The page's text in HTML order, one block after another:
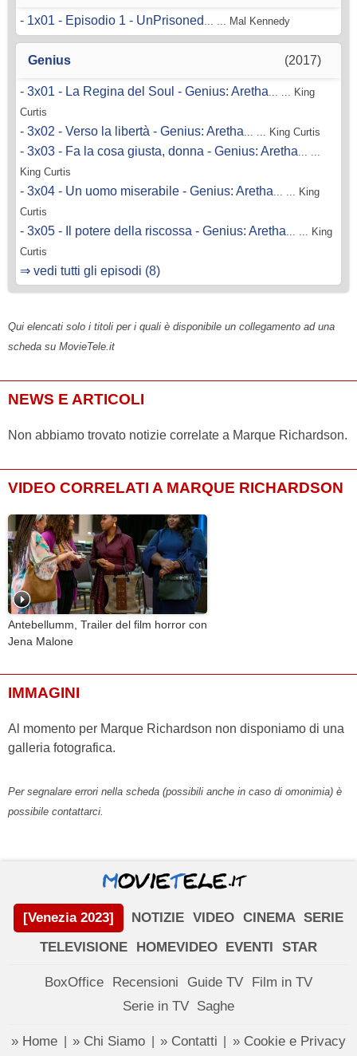
- 1x01 - Episodio 1 - UnPrisoned ... ... Mal Kennedy
Genius (2017)
- 3x01 - La Regina del Soul - Genius: Aretha... ... King
Curtis
- 3x02 - Verso la libertà - Genius: Aretha... ... King Curtis
- 3x03 - Fa la cosa giusta, donna - Genius: Aretha... ...
King Curtis
- 3x04 - Un uomo miserabile - Genius: Aretha... ... King
Curtis
- 3x05 - Il potere della riscossa - Genius: Aretha... ... King
Curtis
⇒ vedi tutti gli episodi (8)
Qui elencati solo i titoli per i quali è disponibile un collegamento ad una
scheda su MovieTele.it
NEWS E ARTICOLI
Non abbiamo trovato notizie correlate a Marque Richardson.
VIDEO CORRELATI A MARQUE RICHARDSON
Antebellumm, Trailer del film horror con
Jena Malone
IMMAGINI
Al momento per Marque Richardson non disponiamo di una
galleria fotografica.
Per segnalare errori nella scheda (possibili anche in caso di omonimia) è
possibile contattarci.
[Venezia 2023] NOTIZIE VIDEO CINEMA SERIE
TELEVISIONE
HOMEVIDEO EVENTI STAR
BoxOffice Recensioni Guide TV
Film in TV
Serie in TV Saghe
» Home » Chi Siamo » Contatti » Cookie e Privacy